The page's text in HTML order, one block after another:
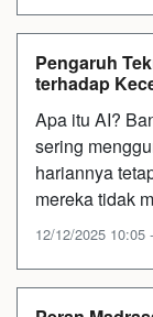
Pengaruh
terhadap
Apa itu AI?
sering
hariannya
mereka tidak
12/12/2025 10:05